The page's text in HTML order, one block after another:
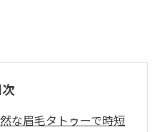
な眉毛タトゥーで時短